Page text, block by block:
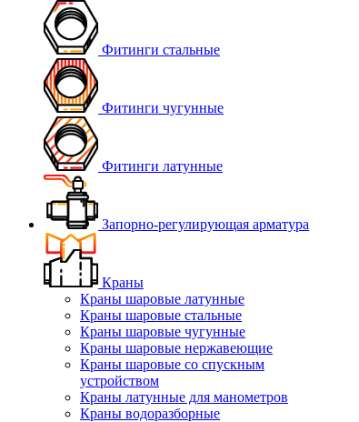
Фитинги стальные
Фитинги чугунные
Фитинги латунные
Запорно-регулирующая арматура
Краны
Краны шаровые латунные
Краны шаровые стальные
Краны шаровые чугунные
Краны шаровые нержавеющие
Краны шаровые со спускным
устройством
Краны латунные для манометров
Краны водоразборные